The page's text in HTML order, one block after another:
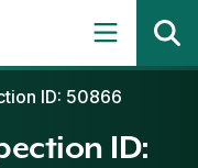
ID: 50866
ID: